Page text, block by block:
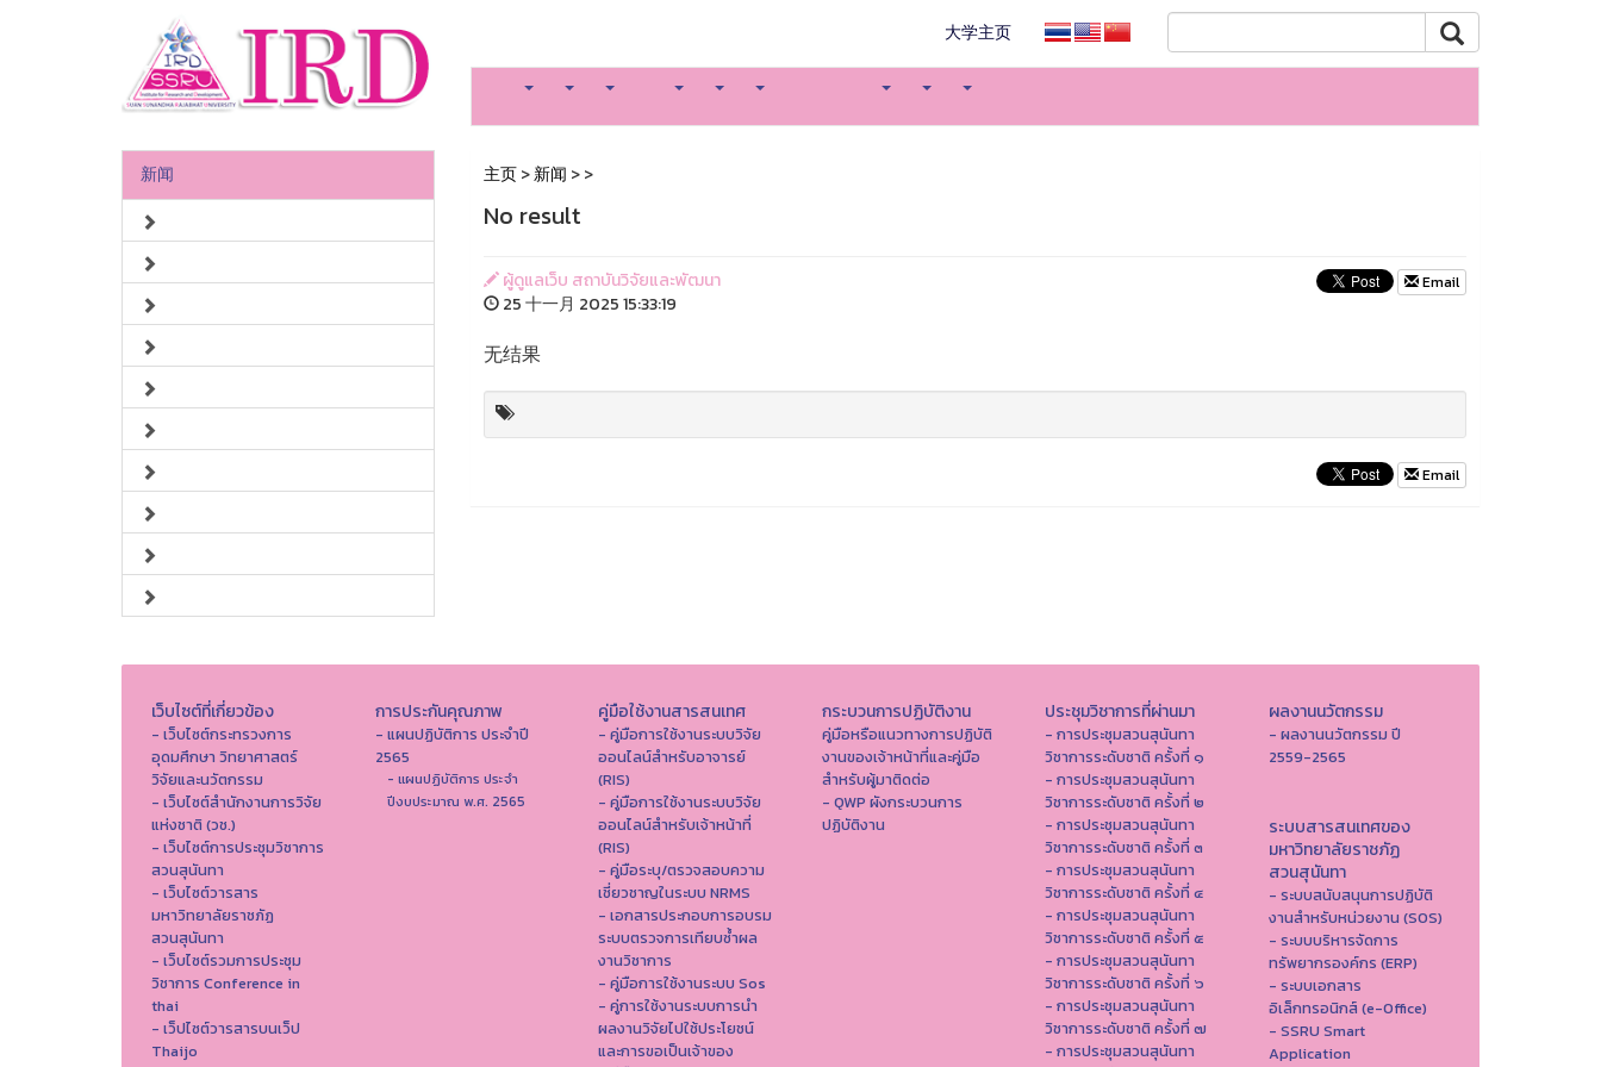
大学主页
新闻 主页>新闻 >>
No result
ผู้ดูแลเว็บ สถาบันวิจัยและพัฒนา
25 十一月 2025 15:33:19
Email
无结果
Email
เว็บไซต์ที่เกี่ยวข้อง
- เว็บไซต์กระทรวงการ
อุดมศึกษา วิทยาศาสตร์
วิจัยและนวัตกรรม
- เว็บไซต์สำนักงานการวิจัย
แห่งชาติ (วช.)
- เว็บไซต์การประชุมวิชาการ
สวนสุนันทา
- เว็บไซต์วารสาร
มหาวิทยาลัยราชภัฏ
สวนสุนันทา
- เว็บไซต์รวมการประชุม
วิชาการ Conference in
thai
- เว็ปไซต์วารสารบนเว็ป
Thaijo
การประกันคุณภาพ
- แผนปฏิบัติการ ประจำปี
2565
- แผนปฏิบัติการ ประจำ
ปีงบประมาณ พ.ศ. 2565
คู่มือใช้งานสารสนเทศ
- คู่มือการใช้งานระบบวิจัย
ออนไลน์สำหรับอาจารย์
(RIS)
- คู่มือการใช้งานระบบวิจัย
ออนไลน์สำหรับเจ้าหน้าที่
(RIS)
- คู่มือระบุ/ตรวจสอบความ
เชี่ยวชาญในระบบ NRMS
- เอกสารประกอบการอบรม
ระบบตรวจการเทียบซ้ำผล
งานวิชาการ
- คู่มือการใช้งานระบบ Sos
- คู่การใช้งานระบบการนำ
ผลงานวิจัยไปใช้ประโยชน์
และการขอเป็นเจ้าของ
กระบวนการปฏิบัติงาน
คู่มือหรือแนวทางการปฏิบัติ
งานของเจ้าหน้าที่และคู่มือ
สำหรับผู้มาติดต่อ
- QWP ผังกระบวนการ
ปฏิบัติงาน
ประชุมวิชาการที่ผ่านมา
- การประชุมสวนสุนันทา
วิชาการระดับชาติ ครั้งที่ ๑
- การประชุมสวนสุนันทา
วิชาการระดับชาติ ครั้งที่ ๒
- การประชุมสวนสุนันทา
วิชาการระดับชาติ ครั้งที่ ๓
- การประชุมสวนสุนันทา
วิชาการระดับชาติ ครั้งที่ ๔
- การประชุมสวนสุนันทา
วิชาการระดับชาติ ครั้งที่ ๕
- การประชุมสวนสุนันทา
วิชาการระดับชาติ ครั้งที่ ๖
- การประชุมสวนสุนันทา
วิชาการระดับชาติ ครั้งที่ ๗
- การประชุมสวนสุนันทา
ผลงานนวัตกรรม
- ผลงานนวัตกรรม ปี
2559-2565
ระบบสารสนเทศของ
มหาวิทยาลัยราชภัฏ
สวนสุนันทา
- ระบบสนับสนุนการปฏิบัติ
งานสำหรับหน่วยงาน (SOS)
- ระบบบริหารจัดการ
ทรัพยากรองค์กร (ERP)
- ระบบเอกสาร
อิเล็กทรอนิกส์ (e-Office)
- SSRU Smart
Application